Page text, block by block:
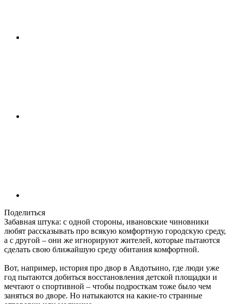
Поделиться
Забавная штука: с одной стороны, ивановские чиновники
любят рассказывать про всякую комфортную городскую среду,
а с другой – они же игнорируют жителей, которые пытаются
сделать свою ближайшую среду обитания комфортной.
Вот, например, история про двор в Авдотьино, где люди уже
год пытаются добиться восстановления детской площадки и
мечтают о спортивной – чтобы подросткам тоже было чем
заняться во дворе. Но натыкаются на какие-то странные